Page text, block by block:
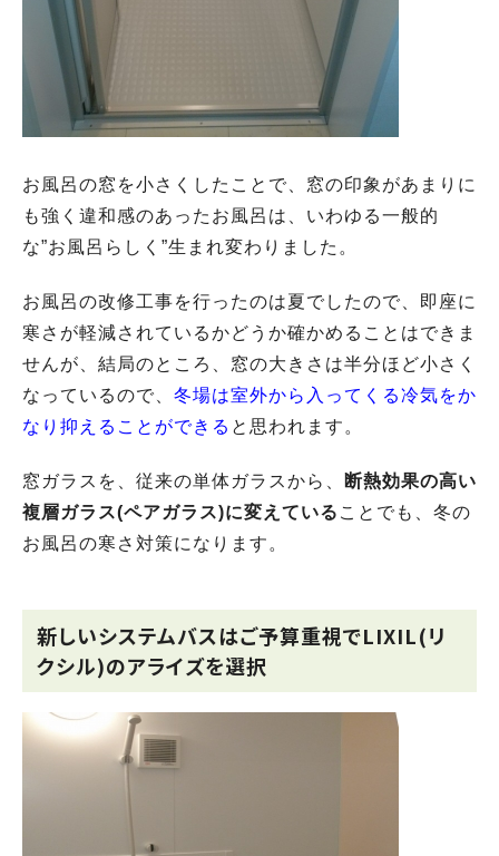
お風呂の窓を小さくしたことで、窓の印象があまりに
も強く違和感のあったお風呂は、いわゆる一般的
な”お風呂らしく”生まれ変わりました。
お風呂の改修工事を行ったのは夏でしたので、即座に
寒さが軽減されているかどうか確かめることはできま
せんが、結局のところ、窓の大きさは半分ほど小さく
なっているので、 冬場は室外から入ってくる冷気をか
なり抑えることができる と思われます。
窓ガラスを、従来の単体ガラスから、
断熱効果の高い
複層ガラス(ペアガラス)に変えている ことでも、冬の
お風呂の寒さ対策になります。
新しいシステムバスはご予算重視でLIXIL(リ
クシル)のアライズを選択